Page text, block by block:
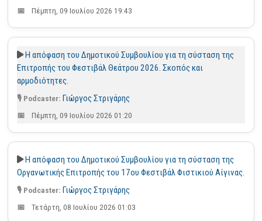
Πέμπτη, 09 Ιουλίου 2026 19:43
Η απόφαση του Δημοτικού Συμβουλίου για τη σύσταση της
Επιτροπής του Φεστιβάλ Θεάτρου 2026. Σκοπός και
αρμοδιότητες.
Γιώργος Στριγάρης
Πέμπτη, 09 Ιουλίου 2026 01:20
H απόφαση του Δημοτικού Συμβουλίου για τη σύσταση της
Οργανωτικής Επιτροπής του 17ου Φεστιβάλ Φιστικιού Αίγινας.
Γιώργος Στριγάρης
Τετάρτη, 08 Ιουλίου 2026 01:03